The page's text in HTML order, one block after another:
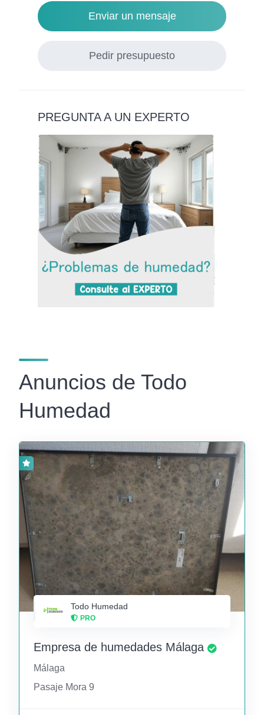
Enviar un mensaje
Pedir presupuesto
PREGUNTA A UN EXPERTO
Anuncios de Todo
Humedad
Todo Humedad
PRO
Empresa de humedades Málaga
Málaga
Pasaje Mora 9